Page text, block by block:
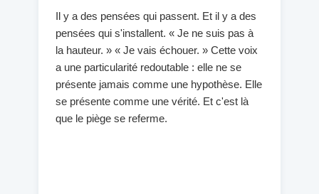
Il y a des pensées qui passent. Et il y a des
pensées qui s'installent. « Je ne suis pas à
la hauteur. » « Je vais échouer. » Cette voix
a une particularité redoutable : elle ne se
présente jamais comme une hypothèse. Elle
se présente comme une vérité. Et c'est là
que le piège se referme.